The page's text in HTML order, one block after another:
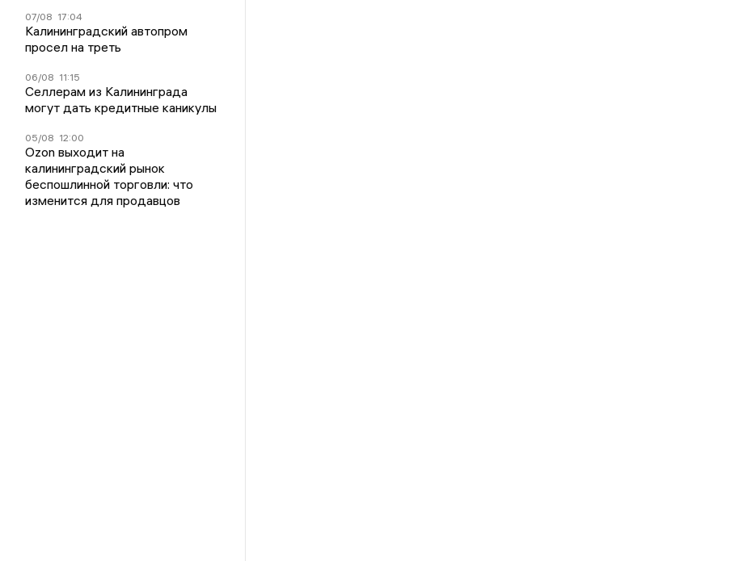
07/08 17:04
Калининградский автопром
просел на треть
06/08 11:15
Селлерам из Калининграда
могут дать кредитные каникулы
05/08 12:00
Ozon выходит на
калининградский рынок
беспошлинной торговли: что
изменится для продавцов